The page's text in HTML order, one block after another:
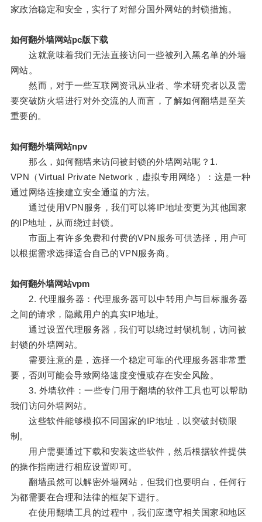
家政治稳定和安全，实行了对部分国外网站的封锁措施。
如何翻外墙网站pc版下载
这就意味着我们无法直接访问一些被列入黑名单的外墙
网站。
然而，对于一些互联网资讯从业者、学术研究者以及需
要突破防火墙进行对外交流的人而言，了解如何翻墙是至关
重要的。
如何翻外墙网站npv
那么，如何翻墙来访问被封锁的外墙网站呢？1.
VPN（Virtual Private Network，虚拟专用网络）：这是一种
通过网络连接建立安全通道的方法。
通过使用VPN服务，我们可以将IP地址变更为其他国家
的IP地址，从而绕过封锁。
市面上有许多免费和付费的VPN服务可供选择，用户可
以根据需求选择适合自己的VPN服务商。
如何翻外墙网站vpm
2. 代理服务器：代理服务器可以中转用户与目标服务器
之间的请求，隐藏用户的真实IP地址。
通过设置代理服务器，我们可以绕过封锁机制，访问被
封锁的外墙网站。
需要注意的是，选择一个稳定可靠的代理服务器非常重
要，否则可能会导致网络速度变慢或存在安全风险。
3. 外墙软件：一些专门用于翻墙的软件工具也可以帮助
我们访问外墙网站。
这些软件能够模拟不同国家的IP地址，以突破封锁限
制。
用户需要通过下载和安装这些软件，然后根据软件提供
的操作指南进行相应设置即可。
翻墙虽然可以解密外墙网站，但我们也要明白，任何行
为都需要在合理和法律的框架下进行。
在使用翻墙工具的过程中，我们应遵守相关国家和地区